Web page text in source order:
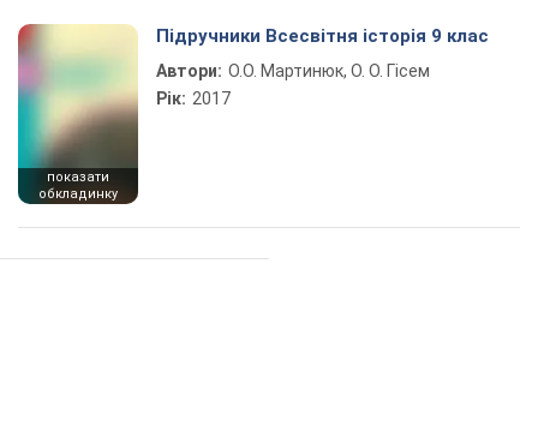
показати
обкладинку
Підручники Всесвітня історія 9 клас
Автори: О.О. Мартинюк, О. О. Гісем
Рік: 2017